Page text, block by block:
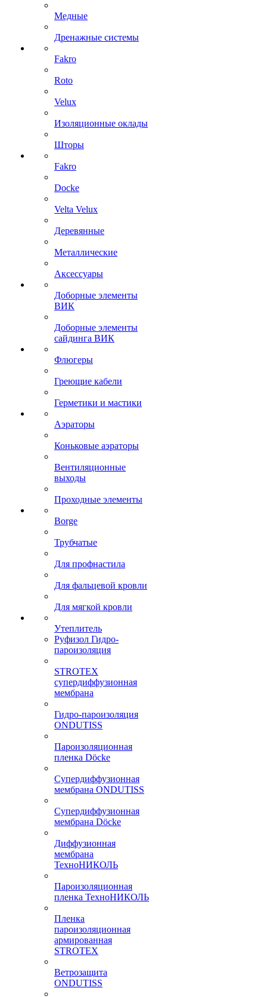
Медные
Дренажные системы
Fakro
Roto
Velux
Изоляционные оклады
Шторы
Fakro
Docke
Velta Velux
Деревянные
Металлические
Аксессуары
Доборные элементы
ВИК
Доборные элементы
сайдинга ВИК
Флюгеры
Греющие кабели
Герметики и мастики
Аэраторы
Коньковые аэраторы
Вентиляционные
выходы
Проходные элементы
Borge
Трубчатые
Для профнастила
Для фальцевой кровли
Для мягкой кровли
Утеплитель
Руфизол Гидро-
пароизоляция
STROTEX
супердиффузионная
мембрана
Гидро-пароизоляция
ONDUTISS
Пароизоляционная
пленка Döcke
Супердиффузионная
мембрана ONDUTISS
Супердиффузионная
мембрана Döcke
Диффузионная
мембрана
ТехноНИКОЛЬ
Пароизоляционная
пленка ТехноНИКОЛЬ
Пленка
пароизоляционная
армированная
STROTEX
Ветрозащита
ONDUTISS